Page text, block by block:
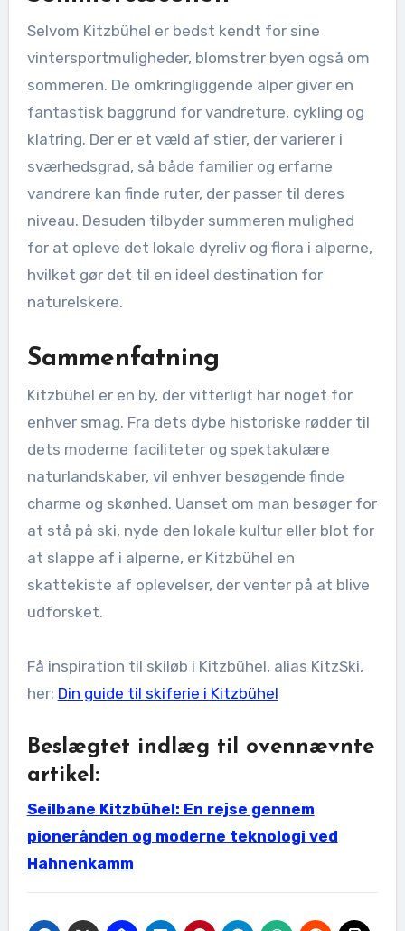
Selvom Kitzbühel er bedst kendt for sine
vintersportmuligheder, blomstrer byen også om
sommeren. De omkringliggende alper giver en
fantastisk baggrund for vandreture, cykling og
klatring. Der er et væld af stier, der varierer i
sværhedsgrad, så både familier og erfarne
vandrere kan finde ruter, der passer til deres
niveau. Desuden tilbyder summeren mulighed
for at opleve det lokale dyreliv og flora i alperne,
hvilket gør det til en ideel destination for
naturelskere.
Sammenfatning
Kitzbühel er en by, der vitterligt har noget for
enhver smag. Fra dets dybe historiske rødder til
dets moderne faciliteter og spektakulære
naturlandskaber, vil enhver besøgende finde
charme og skønhed. Uanset om man besøger for
at stå på ski, nyde den lokale kultur eller blot for
at slappe af i alperne, er Kitzbühel en
skattekiste af oplevelser, der venter på at blive
udforsket.
Få inspiration til skiløb i Kitzbühel, alias KitzSki,
her: Din guide til skiferie i Kitzbühel
Beslægtet indlæg til ovennævnte
artikel:
Seilbane Kitzbühel: En rejse gennem
pionerånden og moderne teknologi ved
Hahnenkamm